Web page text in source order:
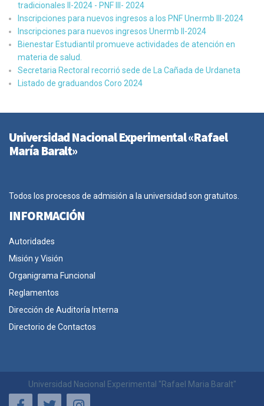
tradicionales II-2024 - PNF III- 2024
Inscripciones para nuevos ingresos a los PNF Unermb III-2024
Inscripciones para nuevos ingresos Unermb II-2024
Bienestar Estudiantil promueve actividades de atención en
materia de salud.
Secretaria Rectoral recorrió sede de La Cañada de Urdaneta
Listado de graduandos Coro 2024
Universidad Nacional Experimental «Rafael
María Baralt»
Todos los procesos de admisión a la universidad son gratuitos.
INFORMACIÓN
Autoridades
Misión y Visión
Organigrama Funcional
Reglamentos
Dirección de Auditoría Interna
Directorio de Contactos
Universidad Nacional Experimental "Rafael Maria Baralt"